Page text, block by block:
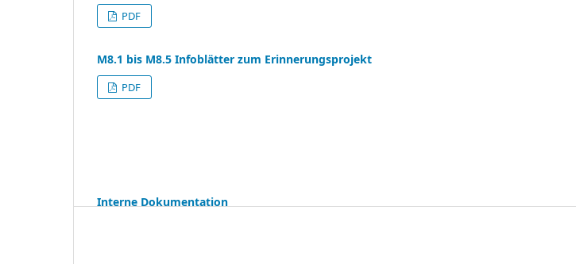
PDF
M8.1 bis M8.5 Infoblätter zum Erinnerungsprojekt
PDF
Interne Dokumentation